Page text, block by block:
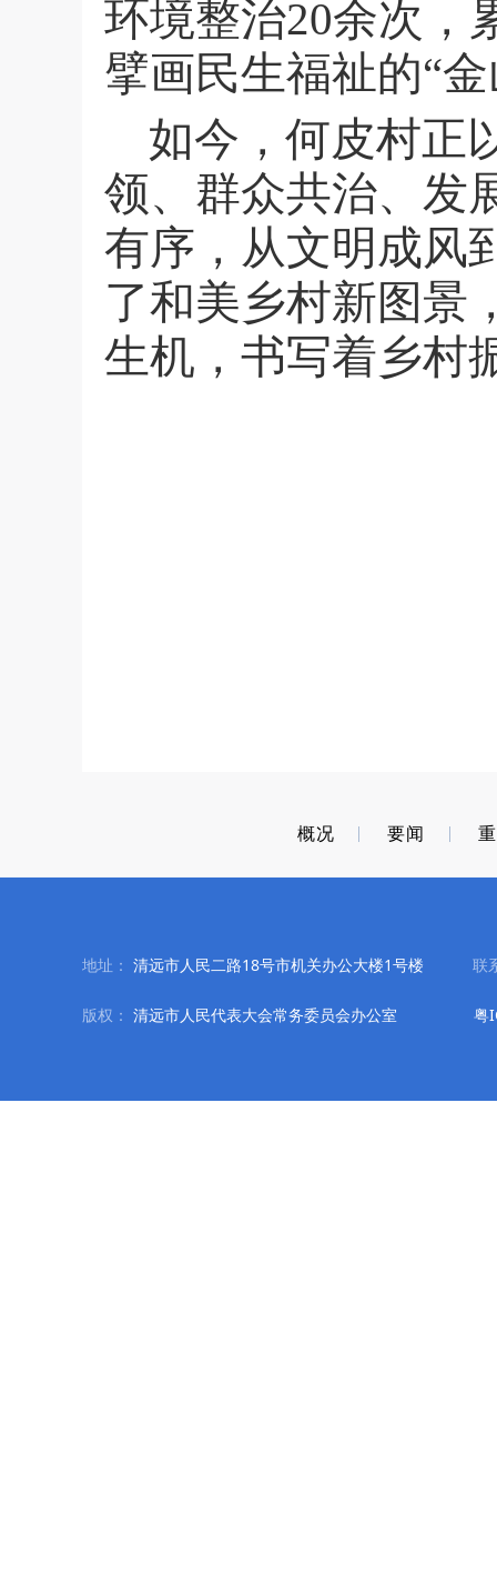
环境整治20余次，
擘画民生福祉的“
如今，何皮村正
领、群众共治、发
有序，从文明成风
了和美乡村新图景
生机，书写着乡村
概况 要闻
地址： 清远市人民二路18号市机关办公大楼1号楼 联
版权： 清远市人民代表大会常务委员会办公室 粤